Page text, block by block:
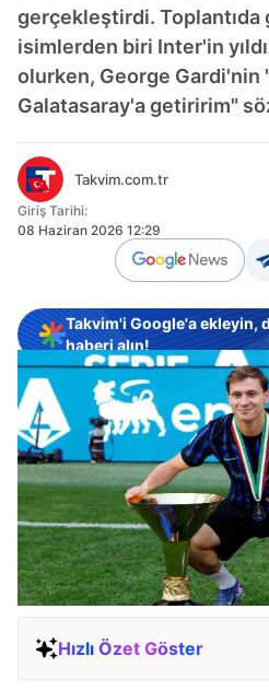
gerçekleştirdi. Toplantıda
isimlerden biri Inter'in
olurken, George Gardi'nin
Galatasaray'a getiririm"
Takvim.com.tr
Giriş Tarihi:
08 Haziran 2026 12:29
Takvim'i Google'a ekleyin,
haberi alın!
Hızlı Özet Göster